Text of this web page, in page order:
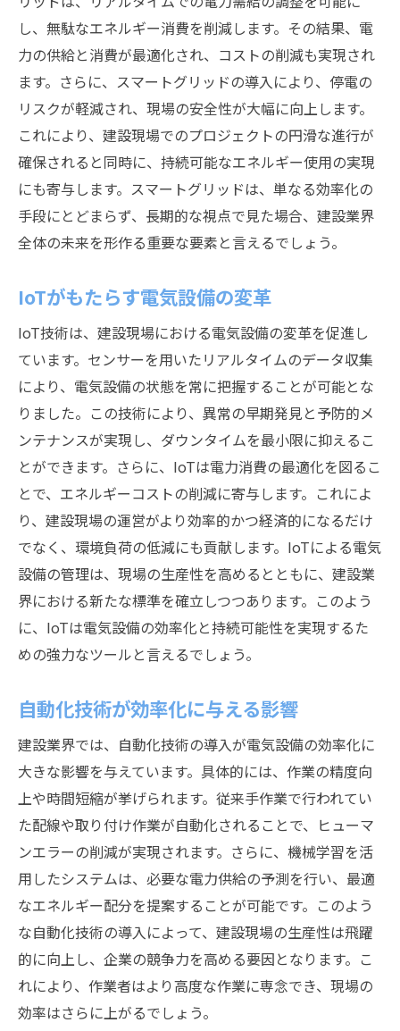
し、無駄なエネルギー消費を削減します。その結果、電
力の供給と消費が最適化され、コストの削減も実現され
ます。さらに、スマートグリッドの導入により、停電の
リスクが軽減され、現場の安全性が大幅に向上します。
これにより、建設現場でのプロジェクトの円滑な進行が
確保されると同時に、持続可能なエネルギー使用の実現
にも寄与します。スマートグリッドは、単なる効率化の
手段にとどまらず、長期的な視点で見た場合、建設業界
全体の未来を形作る重要な要素と言えるでしょう。
IoTがもたらす電気設備の変革
IoT技術は、建設現場における電気設備の変革を促進し
ています。センサーを用いたリアルタイムのデータ収集
により、電気設備の状態を常に把握することが可能とな
りました。この技術により、異常の早期発見と予防的メ
ンテナンスが実現し、ダウンタイムを最小限に抑えるこ
とができます。さらに、IoTは電力消費の最適化を図るこ
とで、エネルギーコストの削減に寄与します。これによ
り、建設現場の運営がより効率的かつ経済的になるだけ
でなく、環境負荷の低減にも貢献します。IoTによる電気
設備の管理は、現場の生産性を高めるとともに、建設業
界における新たな標準を確立しつつあります。このよう
に、IoTは電気設備の効率化と持続可能性を実現するた
めの強力なツールと言えるでしょう。
自動化技術が効率化に与える影響
建設業界では、自動化技術の導入が電気設備の効率化に
大きな影響を与えています。具体的には、作業の精度向
上や時間短縮が挙げられます。従来手作業で行われてい
た配線や取り付け作業が自動化されることで、ヒューマ
ンエラーの削減が実現されます。さらに、機械学習を活
用したシステムは、必要な電力供給の予測を行い、最適
なエネルギー配分を提案することが可能です。このよう
な自動化技術の導入によって、建設現場の生産性は飛躍
的に向上し、企業の競争力を高める要因となります。こ
れにより、作業者はより高度な作業に専念でき、現場の
効率はさらに上がるでしょう。